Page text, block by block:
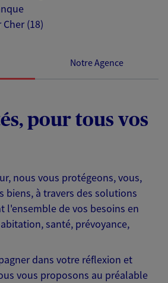
(18)
Notre Agence
pour tous vos
nous vous protégeons, vous,
biens, à travers des solutions
l'ensemble de vos besoins en
santé, prévoyance,
dans votre réflexion et
vous proposons au préalable